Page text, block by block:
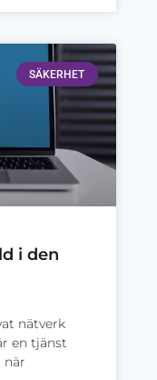
SÄKERHET
i den
nätverk
en tjänst
när